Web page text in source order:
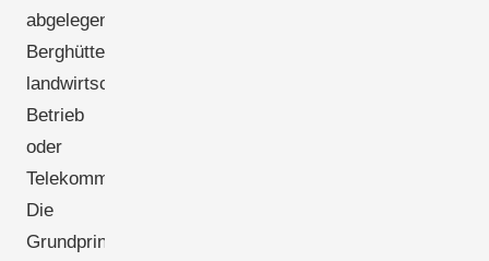
abgelegene
Berghütte,
landwirtschaftlicher
Betrieb
oder
Telekommunikationsstandort:
Die
Grundprinzipien